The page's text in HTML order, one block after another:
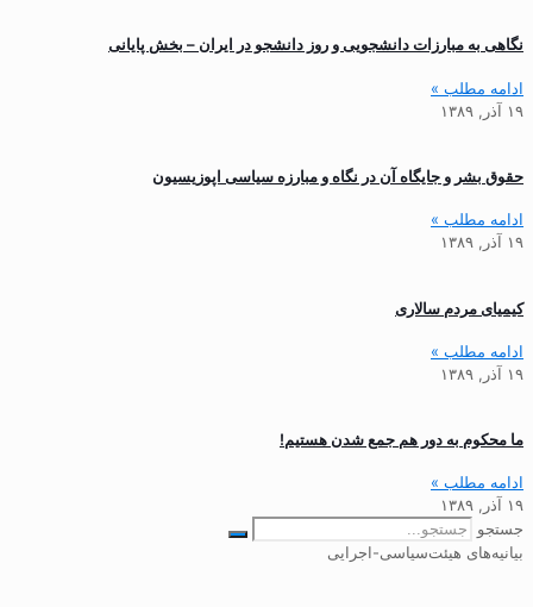
نگاهی به مبارزات دانشجویی و روز دانشجو در ایران – بخش پایانی
ادامه مطلب »
۱۹ آذر, ۱۳۸۹
حقوق بشر و جایگاه آن در نگاه و مبارزه سیاسی اپوزیسیون
ادامه مطلب »
۱۹ آذر, ۱۳۸۹
کیمیای مردم سالاری
ادامه مطلب »
۱۹ آذر, ۱۳۸۹
ما محکوم به دور هم جمع شدن هستیم!
ادامه مطلب »
۱۹ آذر, ۱۳۸۹
جستجو
بیانیه‌های هیئت‌سیاسی-اجرایی